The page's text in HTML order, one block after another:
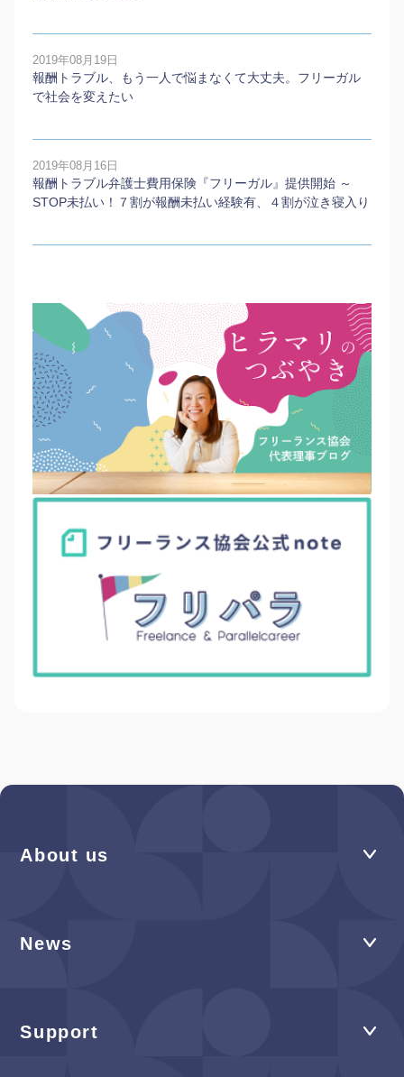
2019年08月19日
報酬トラブル、もう一人で悩まなくて大丈夫。フリーガル
で社会を変えたい
2019年08月16日
報酬トラブル弁護士費用保険『フリーガル』提供開始 ～
STOP未払い！７割が報酬未払い経験有、４割が泣き寝入り
About us
News
Support